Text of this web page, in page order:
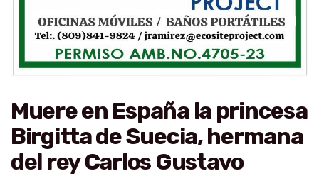
Muere en España la princesa
Birgitta de Suecia, hermana
del rey Carlos Gustavo